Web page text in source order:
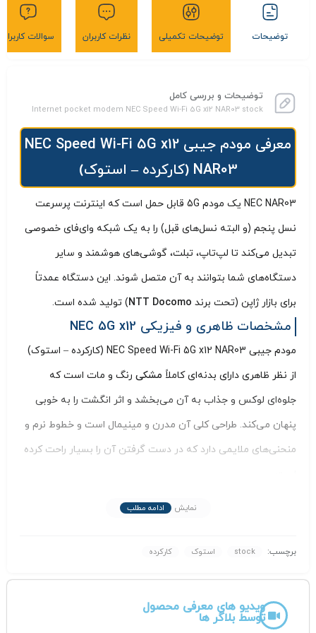
توضیحات توضیحات تکمیلی نظرات کاربران سوالات کاربران
توضیحات و بررسی کامل
Internet pocket modem NEC Speed Wi-Fi 5G x12 NAR03 stock
معرفی مودم جیبی NEC Speed Wi-Fi 5G x12
NAR03 (کارکرده – استوک)
NEC NAR03 یک مودم 5G قابل حمل است که اینترنت پرسرعت
نسل پنجم (و البته نسل‌های قبل) را به یک شبکه وای‌فای خصوصی
تبدیل می‌کند تا لپ‌تاپ، تبلت، گوشی‌های هوشمند و سایر
دستگاه‌های شما بتوانند به آن متصل شوند. این دستگاه عمدتاً
برای بازار ژاپن (تحت برند NTT Docomo) تولید شده است.
مشخصات ظاهری و فیزیکی NEC 5G x12
مودم جیبی NEC Speed Wi-Fi 5G x12 NAR03 (کارکرده – استوک)
از نظر ظاهری دارای بدنه‌ای کاملاً مشکی رنگ و مات است که
جلوه‌ای لوکس و جذاب به آن می‌بخشد و اثر انگشت را به خوبی
پنهان می‌کند. طراحی کلی آن مدرن و مینیمال است و خطوط نرم و
منحنی‌های ملایمی دارد که در دست گرفتن آن را بسیار راحت کرده
صفحه‌نمایش لمسی
برجسته روی پنل جلویی محسوب می‌شود. در کنارههای دستگاه،
تنظیم روشنایی صفحه و مدیریت اعلان ها تعبیه شده‌اند.
پورت های اتصال
نمایش ادامه مطلب
برچسب: stock استوک کارکرده
ویدیو های معرفی محصول
توسط بلاگر ها